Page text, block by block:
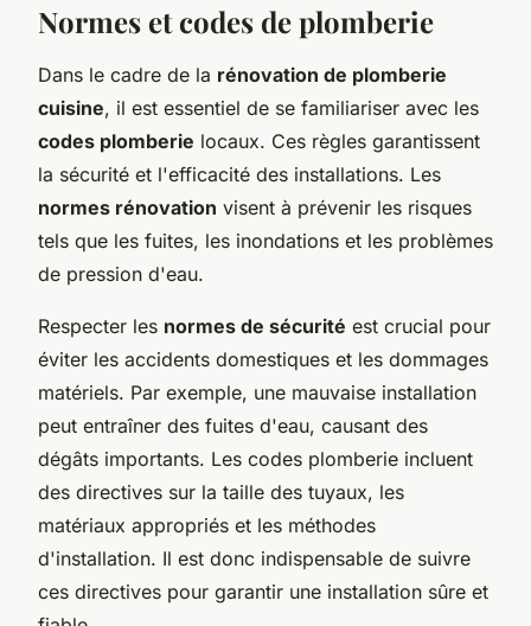
Normes et codes de plomberie
Dans le cadre de la rénovation de plomberie
cuisine, il est essentiel de se familiariser avec les
codes plomberie locaux. Ces règles garantissent
la sécurité et l'efficacité des installations. Les
normes rénovation visent à prévenir les risques
tels que les fuites, les inondations et les problèmes
de pression d'eau.
Respecter les normes de sécurité est crucial pour
éviter les accidents domestiques et les dommages
matériels. Par exemple, une mauvaise installation
peut entraîner des fuites d'eau, causant des
dégâts importants. Les codes plomberie incluent
des directives sur la taille des tuyaux, les
matériaux appropriés et les méthodes
d'installation. Il est donc indispensable de suivre
ces directives pour garantir une installation sûre et